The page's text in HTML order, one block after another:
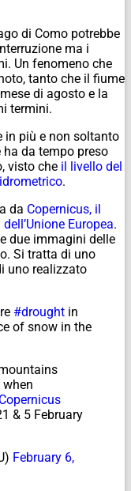
di Como potrebbe
ma i
Un fenomeno che
tanto che il fiume
di agosto e la
termini.
in più e non soltanto
da tempo preso
visto che il livello del
.
da Copernicus, il
Europea.
due immagini delle
Si tratta di uno
uno realizzato
#drought in
of snow in the
& 5 February
February 6,